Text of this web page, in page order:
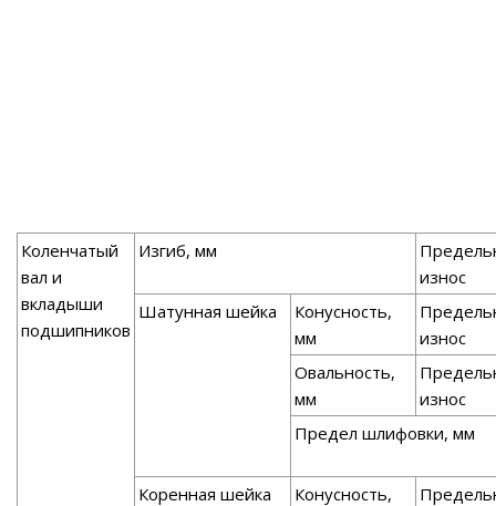
Коленчатый
вал и
вкладыши
подшипников
Изгиб, мм
износ
Шатунная шейка
Конусность,
мм
износ
Овальность,
мм
износ
Предел шлифовки, мм
Коренная шейка
Конусность,